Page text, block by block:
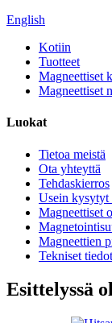
English
Kotiin
Tuotteet
Magneettiset
Magneettiset
Luokat
Tietoa meistä
Ota yhteyttä
Tehdaskierros
Usein kysytyt
Magneettiset
Magneettien
Tekniset tiedot
Esittelyssä